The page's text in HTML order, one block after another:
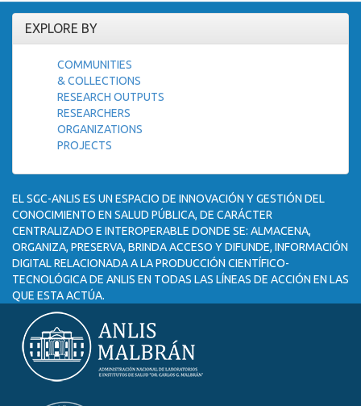
EXPLORE BY
COMMUNITIES
& COLLECTIONS
RESEARCH OUTPUTS
RESEARCHERS
ORGANIZATIONS
PROJECTS
EL SGC-ANLIS ES UN ESPACIO DE INNOVACIÓN Y GESTIÓN DEL
CONOCIMIENTO EN SALUD PÚBLICA, DE CARÁCTER
CENTRALIZADO E INTEROPERABLE DONDE SE: ALMACENA,
ORGANIZA, PRESERVA, BRINDA ACCESO Y DIFUNDE, INFORMACIÓN
DIGITAL RELACIONADA A LA PRODUCCIÓN CIENTÍFICO-
TECNOLÓGICA DE ANLIS EN TODAS LAS LÍNEAS DE ACCIÓN EN LAS
QUE ESTA ACTÚA.